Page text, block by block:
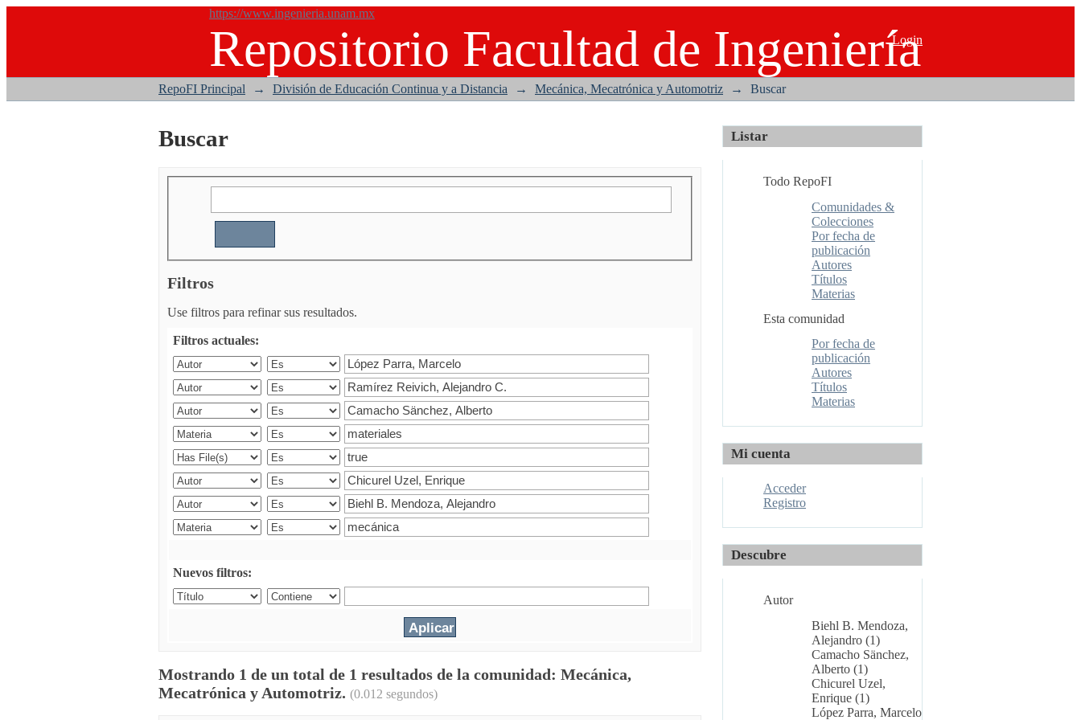
https://www.ingenieria.unam.mx
Repositorio Facultad de Ingeniería
Buscar Login
RepoFI Principal → División de Educación Continua y a Distancia → Mecánica, Mecatrónica y Automotriz → Buscar
Buscar
Filtros
Use filtros para refinar sus resultados.
Filtros actuales:
Nuevos filtros:
Mostrando 1 de un total de 1 resultados de la comunidad: Mecánica,
Mecatrónica y Automotriz. (0.012 segundos)
Listar
Todo RepoFI
Comunidades &
Colecciones
Por fecha de
publicación
Autores
Títulos
Materias
Esta comunidad
Por fecha de
publicación
Autores
Títulos
Materias
Mi cuenta
Acceder
Registro
Descubre
Autor
Biehl B. Mendoza,
Alejandro (1)
Camacho Sänchez,
Alberto (1)
Chicurel Uzel,
Enrique (1)
López Parra, Marcelo